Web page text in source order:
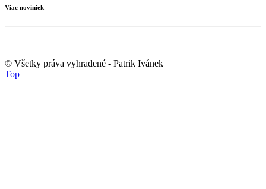
Viac noviniek
© Všetky práva vyhradené - Patrik Ivánek
Top